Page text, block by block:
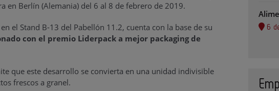
en Berlín (Alemania) del 6 al 8 de febrero de 2019.
el Stand B-13 del Pabellón 11.2, cuenta con la base de su
con el premio Liderpack a mejor packaging de
que este desarrollo se convierta en una unidad indivisible
frescos a granel.
6